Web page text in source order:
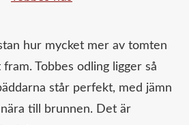
hur mycket mer av tomten
Tobbes odling ligger så
står perfekt, med jämn
till brunnen. Det är